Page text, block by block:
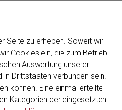
Seite zu erheben. Soweit wir
Cookies ein, die zum Betrieb
Auswertung unserer
Drittstaaten verbunden sein.
können. Eine einmal erteilte
Kategorien der eingesetzten